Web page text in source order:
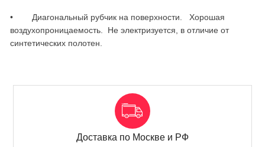
• Диагональный рубчик на поверхности. Хорошая
воздухопроницаемость. Не электризуется, в отличие от
синтетических полотен.
Доставка по Москве и РФ